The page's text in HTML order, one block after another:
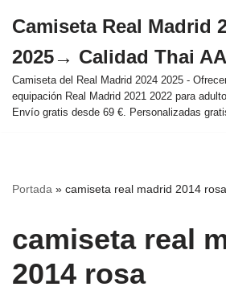
al
contenido
Camiseta Real Madrid
2025→ Calidad Thai
Camiseta del Real Madrid 2024 2025 -
equipación Real Madrid 2021 2022 para
Envío gratis desde 69 €. Personalizadas
Portada » camiseta real madrid 2014 rosa
camiseta real
2014 rosa